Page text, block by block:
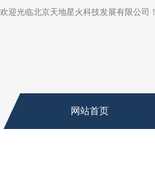
欢迎光临北京天地星火科技发展有限公司！
网站首页